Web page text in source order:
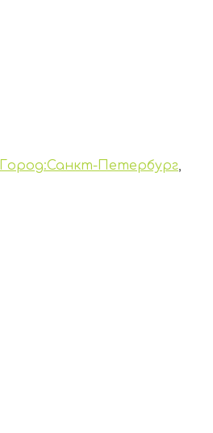
Город:Санкт-Петербург,